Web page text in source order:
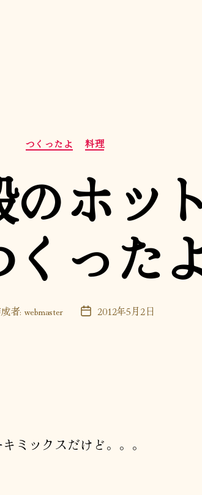
カ
テ
ー
つくったよ 料理
ホッ
くった
者: webmaster
投 2012年5月2日
ミックスだけど。。。